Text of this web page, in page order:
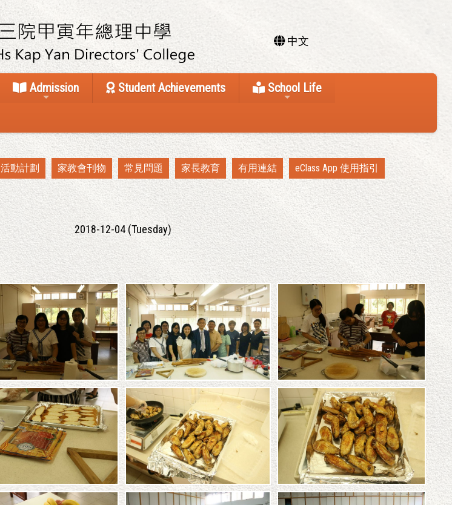
中文
Admission Student Achievements School Life
活動計劃 家教會刊物 常見問題 家長教育 有用連結 eClass App 使用指引
2018-12-04 (Tuesday)